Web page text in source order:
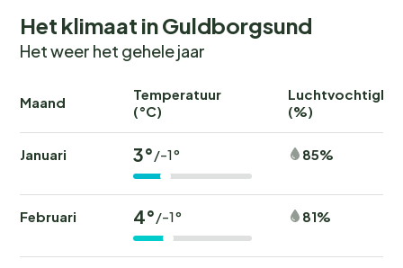
Het klimaat in Guldborgsund
Het weer het gehele jaar
Maand
Temperatuur
(°C)
(%)
Januari 3°/-1° 85%
Februari 4°/-1° 81%